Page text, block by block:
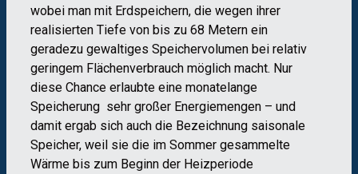
wobei man mit Erdspeichern, die wegen ihrer
realisierten Tiefe von bis zu 68 Metern ein
geradezu gewaltiges Speichervolumen bei relativ
geringem Flächenverbrauch möglich macht. Nur
diese Chance erlaubte eine monatelange
Speicherung sehr großer Energiemengen – und
damit ergab sich auch die Bezeichnung saisonale
Speicher, weil sie die im Sommer gesammelte
Wärme bis zum Beginn der Heizperiode